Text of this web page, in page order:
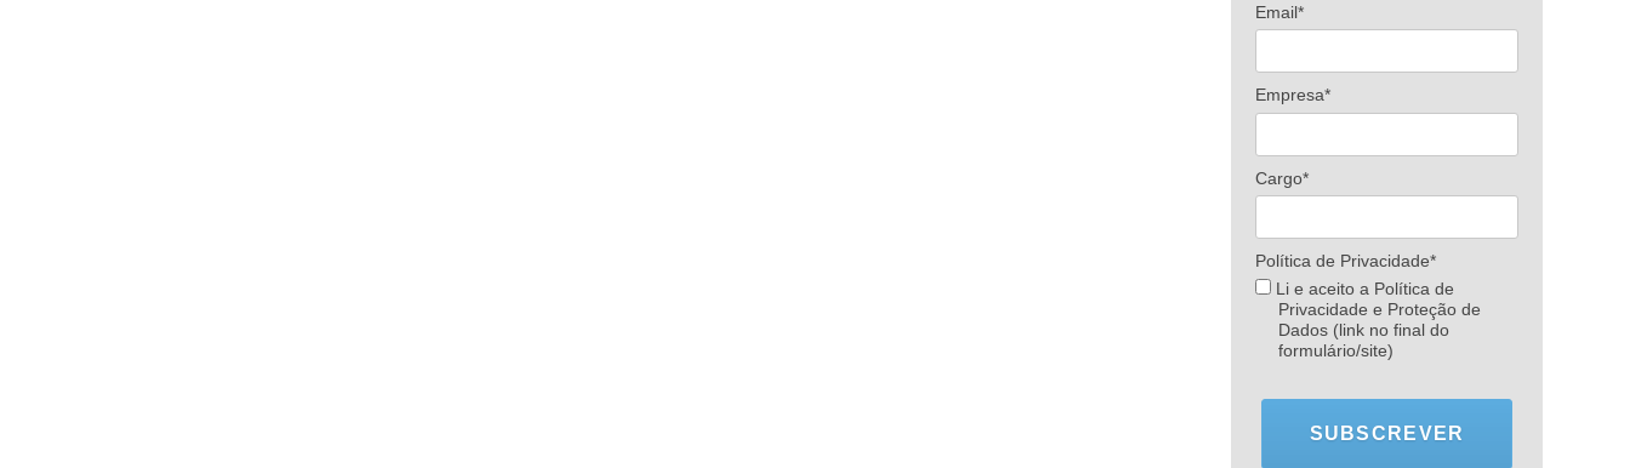
Email*
Empresa*
Cargo*
Política de Privacidade*
Li e aceito a Política de
Privacidade e Proteção de
Dados (link no final do
formulário/site)
SUBSCREVER